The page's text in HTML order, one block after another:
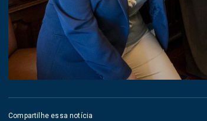
Compartilhe essa notícia